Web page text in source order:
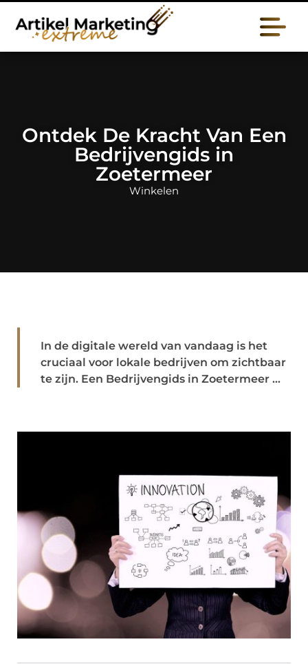
Ontdek De Kracht Van Een
Bedrijvengids in
Zoetermeer
Winkelen
In de digitale wereld van vandaag is het
cruciaal voor lokale bedrijven om zichtbaar
te zijn. Een Bedrijvengids in Zoetermeer ...